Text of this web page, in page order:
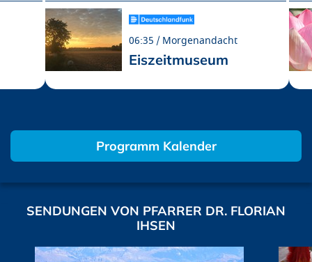
06:35 Morgenandacht
Eiszeitmuseum
Programm Kalender
SENDUNGEN VON PFARRER DR. FLORIAN
IHSEN